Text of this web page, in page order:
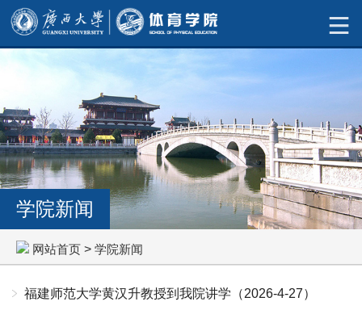
学院新闻
网站首页 > 学院新闻
福建师范大学黄汉升教授到我院讲学（2026-4-27）